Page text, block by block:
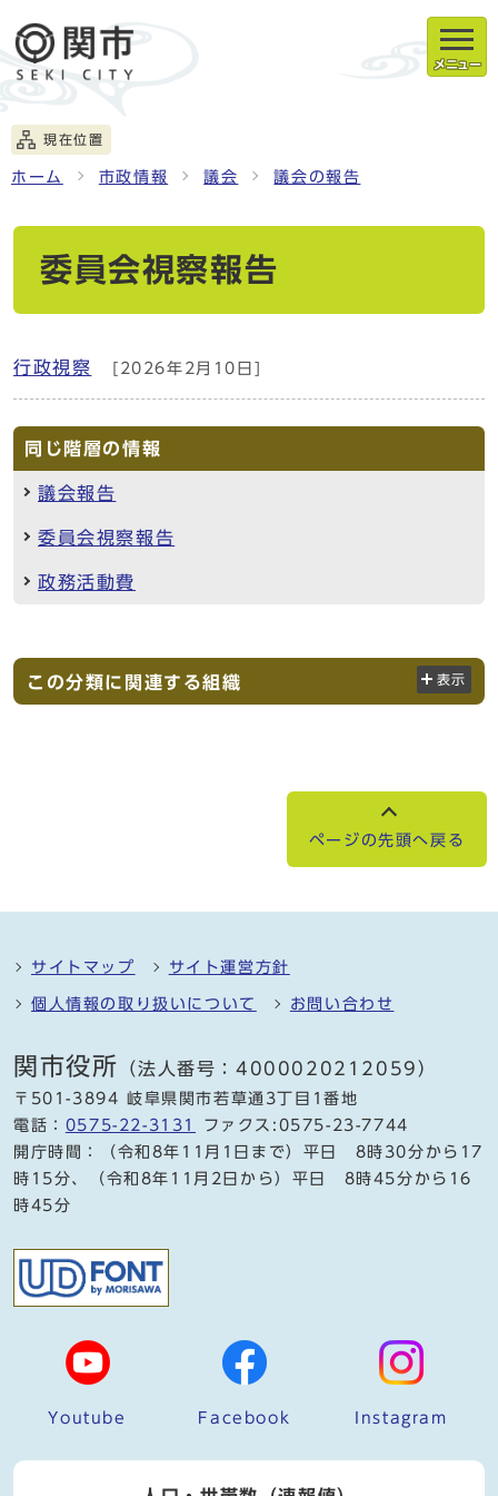
メニュー
現在位置
ホーム 市政情報 議会 議会の報告
委員会視察報告
行政視察 [2026年2月10日]
同じ階層の情報
議会報告
委員会視察報告
政務活動費
この分類に関連する組織 表示
ページの先頭へ戻る
サイトマップ サイト運営方針
個人情報の取り扱いについて お問い合わせ
関市役所 （法人番号：4000020212059）
〒501-3894 岐阜県関市若草通3丁目1番地
電話： 0575-22-3131
ファクス:0575-23-7744
開庁時間：（令和8年11月1日まで）平日 8時30分から17
時15分、（令和8年11月2日から）平日 8時45分から16
時45分
Youtube Facebook Instagram